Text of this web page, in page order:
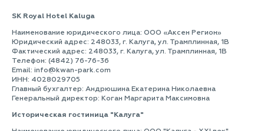
SK Royal Hotel Kaluga
Наименование юридического лица: ООО «Аксен Регион»
Юридический адрес: 248033, г. Калуга, ул. Трамплинная, 1В
Фактический адрес: 248033, г. Калуга, ул. Трамплинная, 1В
Телефон: (4842) 76-76-36
Email: info@kwan-park.com
ИНН: 4028029705
Главный бухгалтер: Андрюшина Екатерина Николаевна
Генеральный директор: Коган Маргарита Максимовна
Историческая гостиница "Калуга"